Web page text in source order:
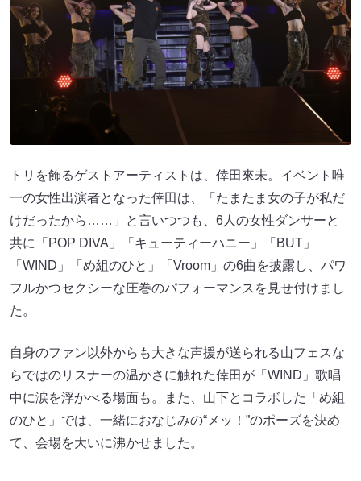
トリを飾るゲストアーティストは、倖田來未。イベント唯
一の女性出演者となった倖田は、「たまたま女の子が私だ
けだったから……」と言いつつも、6人の女性ダンサーと
共に「POP DIVA」「キューティーハニー」「BUT」
「WIND」「め組のひと」「Vroom」の6曲を披露し、パワ
フルかつセクシーな圧巻のパフォーマンスを見せ付けまし
た。
自身のファン以外からも大きな声援が送られる山フェスな
らではのリスナーの温かさに触れた倖田が「WIND」歌唱
中に涙を浮かべる場面も。また、山下とコラボした「め組
のひと」では、一緒におなじみの“メッ！”のポーズを決め
て、会場を大いに沸かせました。